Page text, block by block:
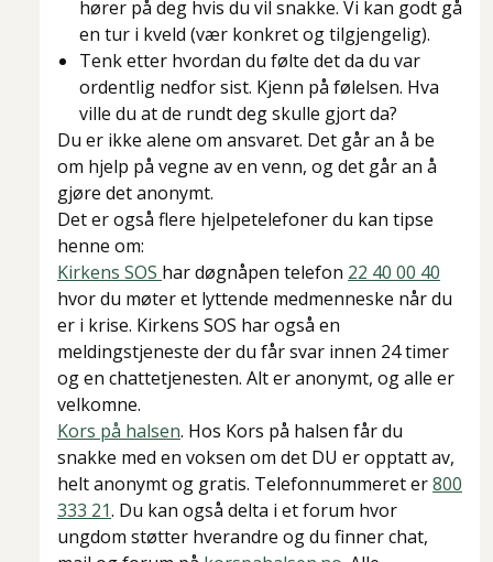
hører på deg hvis du vil snakke. Vi kan godt gå
en tur i kveld (vær konkret og tilgjengelig).
Tenk etter hvordan du følte det da du var
ordentlig nedfor sist. Kjenn på følelsen. Hva
ville du at de rundt deg skulle gjort da?
​Du er ikke alene om ansvaret. Det går an å be
om hjelp på vegne av en venn, og det går an å
gjøre det anonymt.
Det er også flere hjelpetelefoner du kan tipse
henne om:
Kirkens SOS har døgnåpen telefon 22 40 00 40
hvor du møter et lyttende medmenneske når du
er i krise. Kirkens SOS har også en
meldingstjeneste der du får svar innen 24 timer
og en chattetjenesten. Alt er anonymt, og alle er
velkomne.
Kors på halsen. Hos Kors på halsen får du
snakke med en voksen om det DU er opptatt av,
helt anonymt og gratis. Telefonnummeret er800
333 21. Du kan også delta i et forum hvor
ungdom støtter hverandre og du finner chat,